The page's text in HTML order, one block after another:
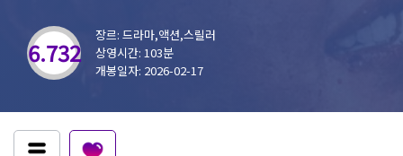
6.732
장르: 드라마,액션,스릴러
상영시간: 103분
개봉일자: 2026-02-17